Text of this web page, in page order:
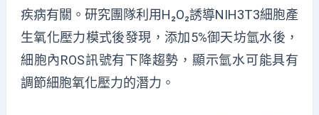
疾病有關。研究團隊利用H₂O₂誘導NIH3T3細胞產
生氧化壓力模式後發現，添加5%御天坊氫水後，
細胞內ROS訊號有下降趨勢，顯示氫水可能具有
調節細胞氧化壓力的潛力。